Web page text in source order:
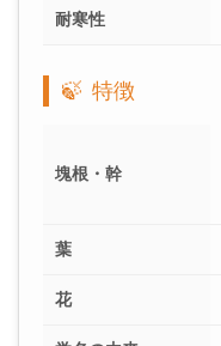
耐寒性
🍃 特徴
塊根・幹
葉
花